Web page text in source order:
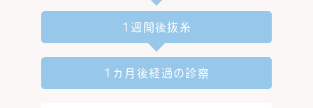
1週間後抜糸
1カ月後経過の診察